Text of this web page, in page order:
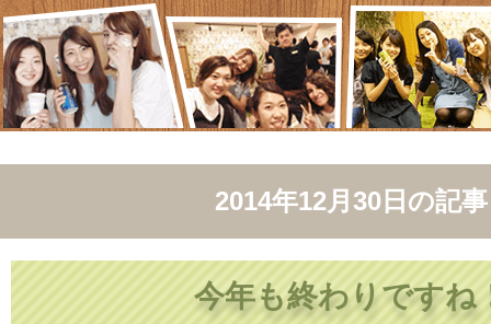
2014年12月30日 の記事
今年も終わりですね